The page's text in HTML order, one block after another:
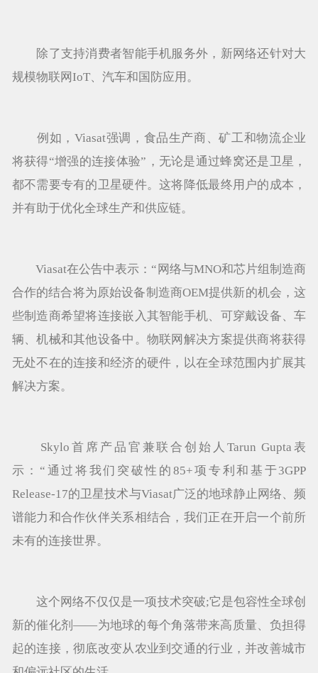
除了支持消费者智能手机服务外，新网络还针对大
规模物联网IoT、汽车和国防应用。
例如，Viasat强调，食品生产商、矿工和物流企业
将获得“增强的连接体验”，无论是通过蜂窝还是卫星，
都不需要专有的卫星硬件。这将降低最终用户的成本，
并有助于优化全球生产和供应链。
Viasat在公告中表示：“网络与MNO和芯片组制造商
合作的结合将为原始设备制造商OEM提供新的机会，这
些制造商希望将连接嵌入其智能手机、可穿戴设备、车
辆、机械和其他设备中。物联网解决方案提供商将获得
无处不在的连接和经济的硬件，以在全球范围内扩展其
解决方案。
Skylo首席产品官兼联合创始人Tarun Gupta表
示：“通过将我们突破性的85+项专利和基于3GPP
Release-17的卫星技术与Viasat广泛的地球静止网络、频
谱能力和合作伙伴关系相结合，我们正在开启一个前所
未有的连接世界。
这个网络不仅仅是一项技术突破;它是包容性全球创
新的催化剂——为地球的每个角落带来高质量、负担得
起的连接，彻底改变从农业到交通的行业，并改善城市